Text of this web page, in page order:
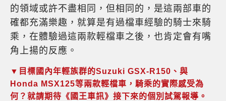
的領域或許不盡相同，但相同的，是這兩部車的
確都充滿樂趣，就算是有過檔車經驗的騎士來騎
乘，在體驗過這兩款輕檔車之後，也肯定會有嘴
角上揚的反應。
▼目標國內年輕族群的Suzuki GSX-R150、與
Honda MSX125等兩款輕檔車，騎乘的實際感受為
何？就請期待《國王車訊》接下來的個別試駕報導。